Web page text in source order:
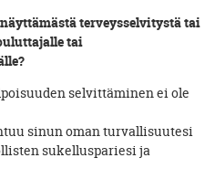
terveysselvitystä tai
tai
selvittäminen ei ole
sinun oman turvallisuutesi
sukelluspariesi ja